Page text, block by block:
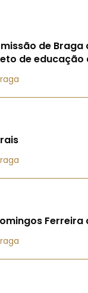
de Braga
de educação